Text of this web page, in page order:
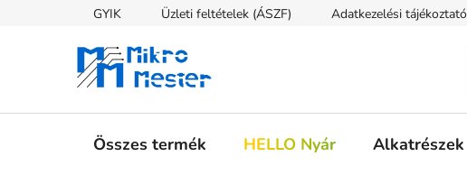
tartalomhoz
GYIK Üzleti feltételek (ÁSZF) Adatkezelési tájékoztató
Összes termék HELLO Nyár Alkatrészek